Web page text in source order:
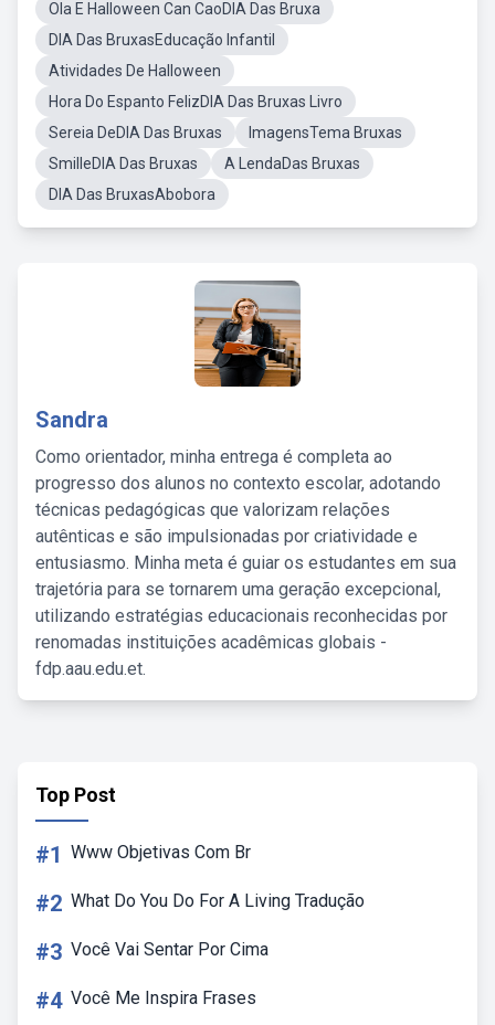
Ola E Halloween Can CaoDIA Das Bruxa
DIA Das BruxasEducação Infantil
Atividades De Halloween
Hora Do Espanto FelizDIA Das Bruxas Livro
Sereia DeDIA Das Bruxas
ImagensTema Bruxas
SmilleDIA Das Bruxas
A LendaDas Bruxas
DIA Das BruxasAbobora
Sandra
Como orientador, minha entrega é completa ao
progresso dos alunos no contexto escolar, adotando
técnicas pedagógicas que valorizam relações
autênticas e são impulsionadas por criatividade e
entusiasmo. Minha meta é guiar os estudantes em sua
trajetória para se tornarem uma geração excepcional,
utilizando estratégias educacionais reconhecidas por
renomadas instituições acadêmicas globais -
fdp.aau.edu.et.
Top Post
#1 Www Objetivas Com Br
#2 What Do You Do For A Living Tradução
#3 Você Vai Sentar Por Cima
#4 Você Me Inspira Frases